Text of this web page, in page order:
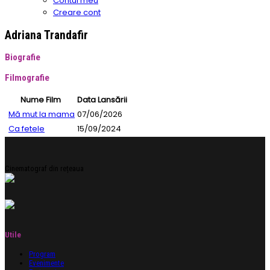
Creare cont
Adriana Trandafir
Biografie
Filmografie
Nume Film
Data Lansării
Mă mut la mama 07/06/2026
Ca fetele
15/09/2024
Cinematograf din rețeaua
Utile
Program
Evenimente